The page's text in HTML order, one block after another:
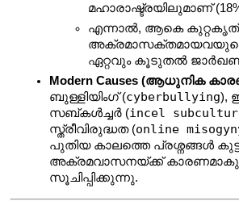
മഹാരാഷ്ട്രയിലുമാണ്
എന്നാൽ, ആകെ
ഏറ്റവും കൂടുതൽ
Modern Causes (ആധുനിക
ബുള്ളിയിംഗ് (cyberbullying),
സബ്കൾച്ചർ (incel
സ്ത്രീവിരുദ്ധത (online
പുതിയ കാലത്തെ പ്രശ്നങ്ങൾ
അക്രമവാസനയ്ക്ക്
സൂചിപ്പിക്കുന്നു.